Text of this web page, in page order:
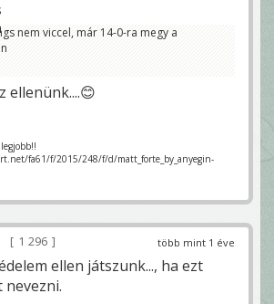
nem viccel, már 14-0-ra megy a
ellenünk....😊
fa61/f/2015/248/f/d/matt_forte_by_anyegin-
több mint 1 éve
1 296
ellen játszunk..., ha ezt